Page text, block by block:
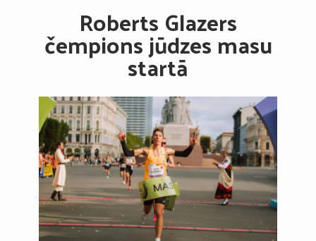
Roberts Glazers
čempions jūdzes masu
startā